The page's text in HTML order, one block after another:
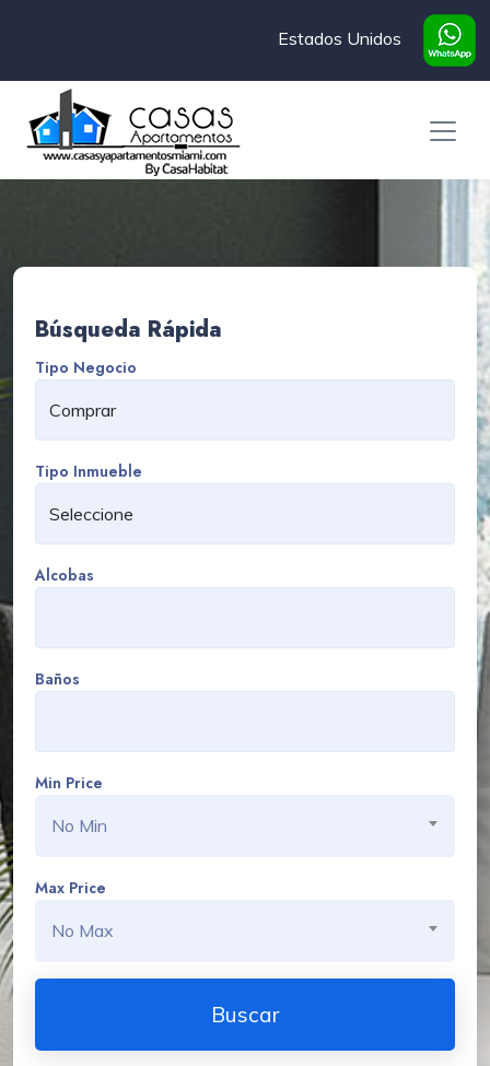
Estados Unidos
Búsqueda Rápida
Tipo Negocio
Tipo Inmueble
Alcobas
Baños
Min Price
No Min
Max Price
No Max